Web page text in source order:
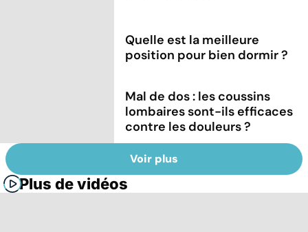
Quelle est la meilleure
position pour bien dormir ?
Mal de dos : les coussins
lombaires sont-ils efficaces
contre les douleurs ?
Voir plus
Plus de vidéos